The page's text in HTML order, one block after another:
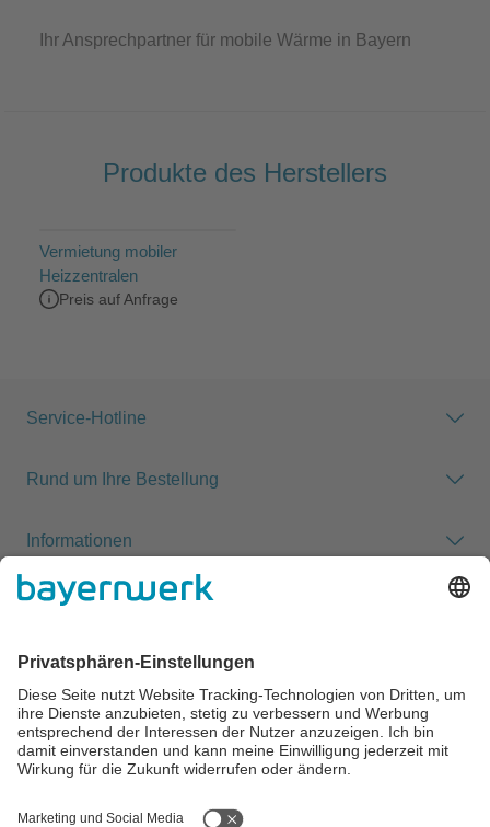
Ihr Ansprechpartner für mobile Wärme in Bayern
Produkte des Herstellers
Vermietung mobiler
Heizzentralen
Preis auf Anfrage
Service-Hotline
Rund um Ihre Bestellung
Informationen
Zahlung & Versand
Impressum AGB
Datenschutz
Cookie-Einstellungen
Alle Preise inkl. gesetzl. Mehrwertsteuer zzgl.